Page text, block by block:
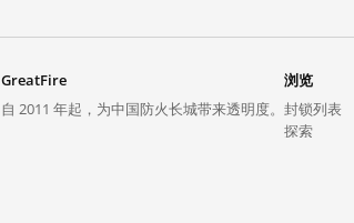
GreatFire
自 2011 年起，为中国防火长城带来透明度。
浏览
封锁列表
探索